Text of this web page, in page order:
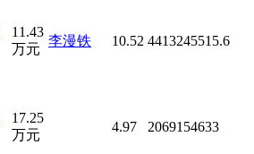
11.43
万元
李漫铁 10.52 4413245515.6
17.25
万元
4.97 2069154633